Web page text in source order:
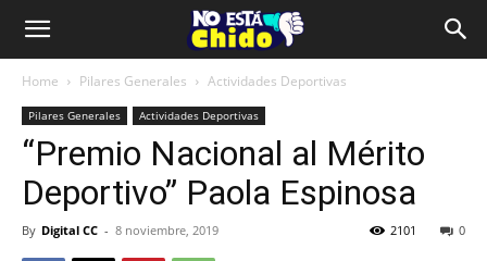
Home Pilares Generales Actividades Deportivas
Pilares Generales Actividades Deportivas
“Premio Nacional al Mérito
Deportivo” Paola Espinosa
By Digital CC - 8 noviembre, 2019 0
2101